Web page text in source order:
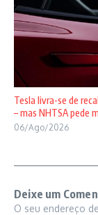
Tesla livra-se de
– mas NHTSA pede
06/Ago/2026
Deixe um
O seu endereço